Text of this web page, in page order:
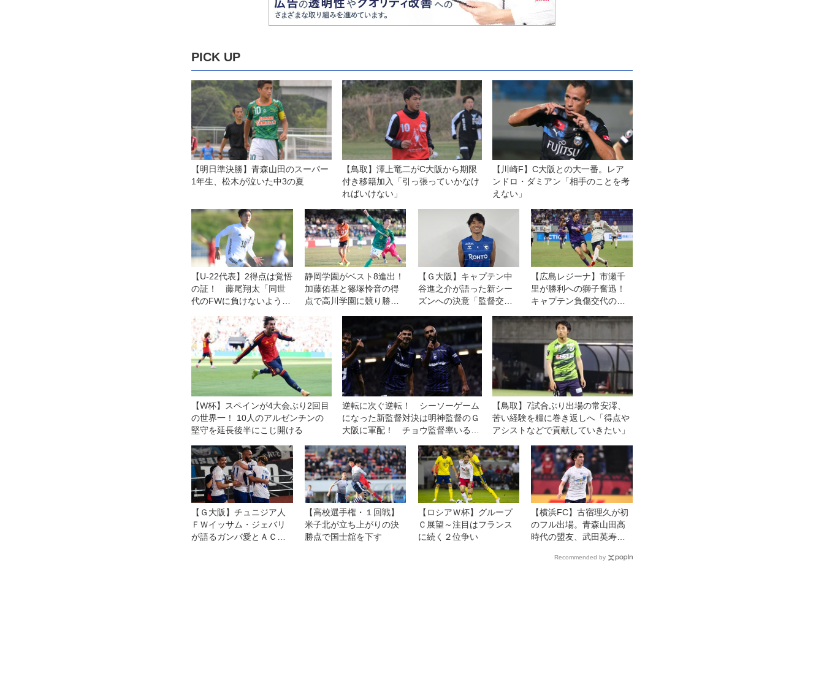
PICK UP
【明日準決勝】青森山田のスーパー
1年生、松木が泣いた中3の夏
【鳥取】澤上竜二がC大阪から期限
付き移籍加入「引っ張っていかなけ
ればいけない」
【川崎F】C大阪との大一番。レア
ンドロ・ダミアン「相手のことを考
えない」
【U-22代表】2得点は覚悟
の証！ 藤尾翔太「同世
代のFWに負けないように
静岡学園がベスト8進出！
加藤佑基と篠塚怜音の得
点で高川学園に競り勝つ
【Ｇ大阪】キャプテン中
谷進之介が語った新シー
ズンへの決意「監督交代
果が出せなければ、ツケ
は全部、自分たちに回っ
てくる」
【広島レジーナ】市瀬千
里が勝利への獅子奮迅！
キャプテン負傷交代の緊
ころを、全部自分がや
【W杯】スペインが4大会ぶり2回目
の世界一！ 10人のアルゼンチンの
堅守を延長後半にこじ開ける
逆転に次ぐ逆転！ シーソーゲーム
になった新監督対決は明神監督のＧ
大阪に軍配！ チョウ監督率いる浦
歩及ばず◎J１開幕戦
【鳥取】7試合ぶり出場の常安澪、
苦い経験を糧に巻き返しへ「得点や
アシストなどで貢献していきたい」
【Ｇ大阪】チュニジア人
ＦＷイッサム・ジェバリ
が語るガンバ愛とＡＣＬ
【高校選手権・１回戦】
米子北が立ち上がりの決
勝点で国士舘を下す
【ロシアＷ杯】グループ
Ｃ展望～注目はフランス
に続く２位争い
【横浜FC】古宿理久が初
のフル出場。青森山田高
時代の盟友、武田英寿に
りました」Recommended by